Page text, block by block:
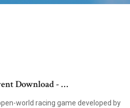
Download - …
world racing game developed by